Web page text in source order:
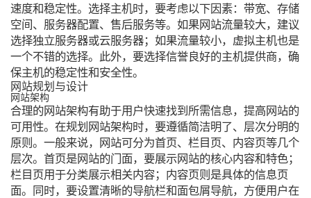
速度和稳定性。选择主机时，要考虑以下因素：带宽、存储
空间、服务器配置、售后服务等。如果网站流量较大，建议
选择独立服务器或云服务器；如果流量较小，虚拟主机也是
一个不错的选择。此外，要选择信誉良好的主机提供商，确
保主机的稳定性和安全性。
网站规划与设计
网站架构
合理的网站架构有助于用户快速找到所需信息，提高网站的
可用性。在规划网站架构时，要遵循简洁明了、层次分明的
原则。一般来说，网站可分为首页、栏目页、内容页等几个
层次。首页是网站的门面，要展示网站的核心内容和特色；
栏目页用于分类展示相关内容；内容页则是具体的信息页
面。同时，要设置清晰的导航栏和面包屑导航，方便用户在